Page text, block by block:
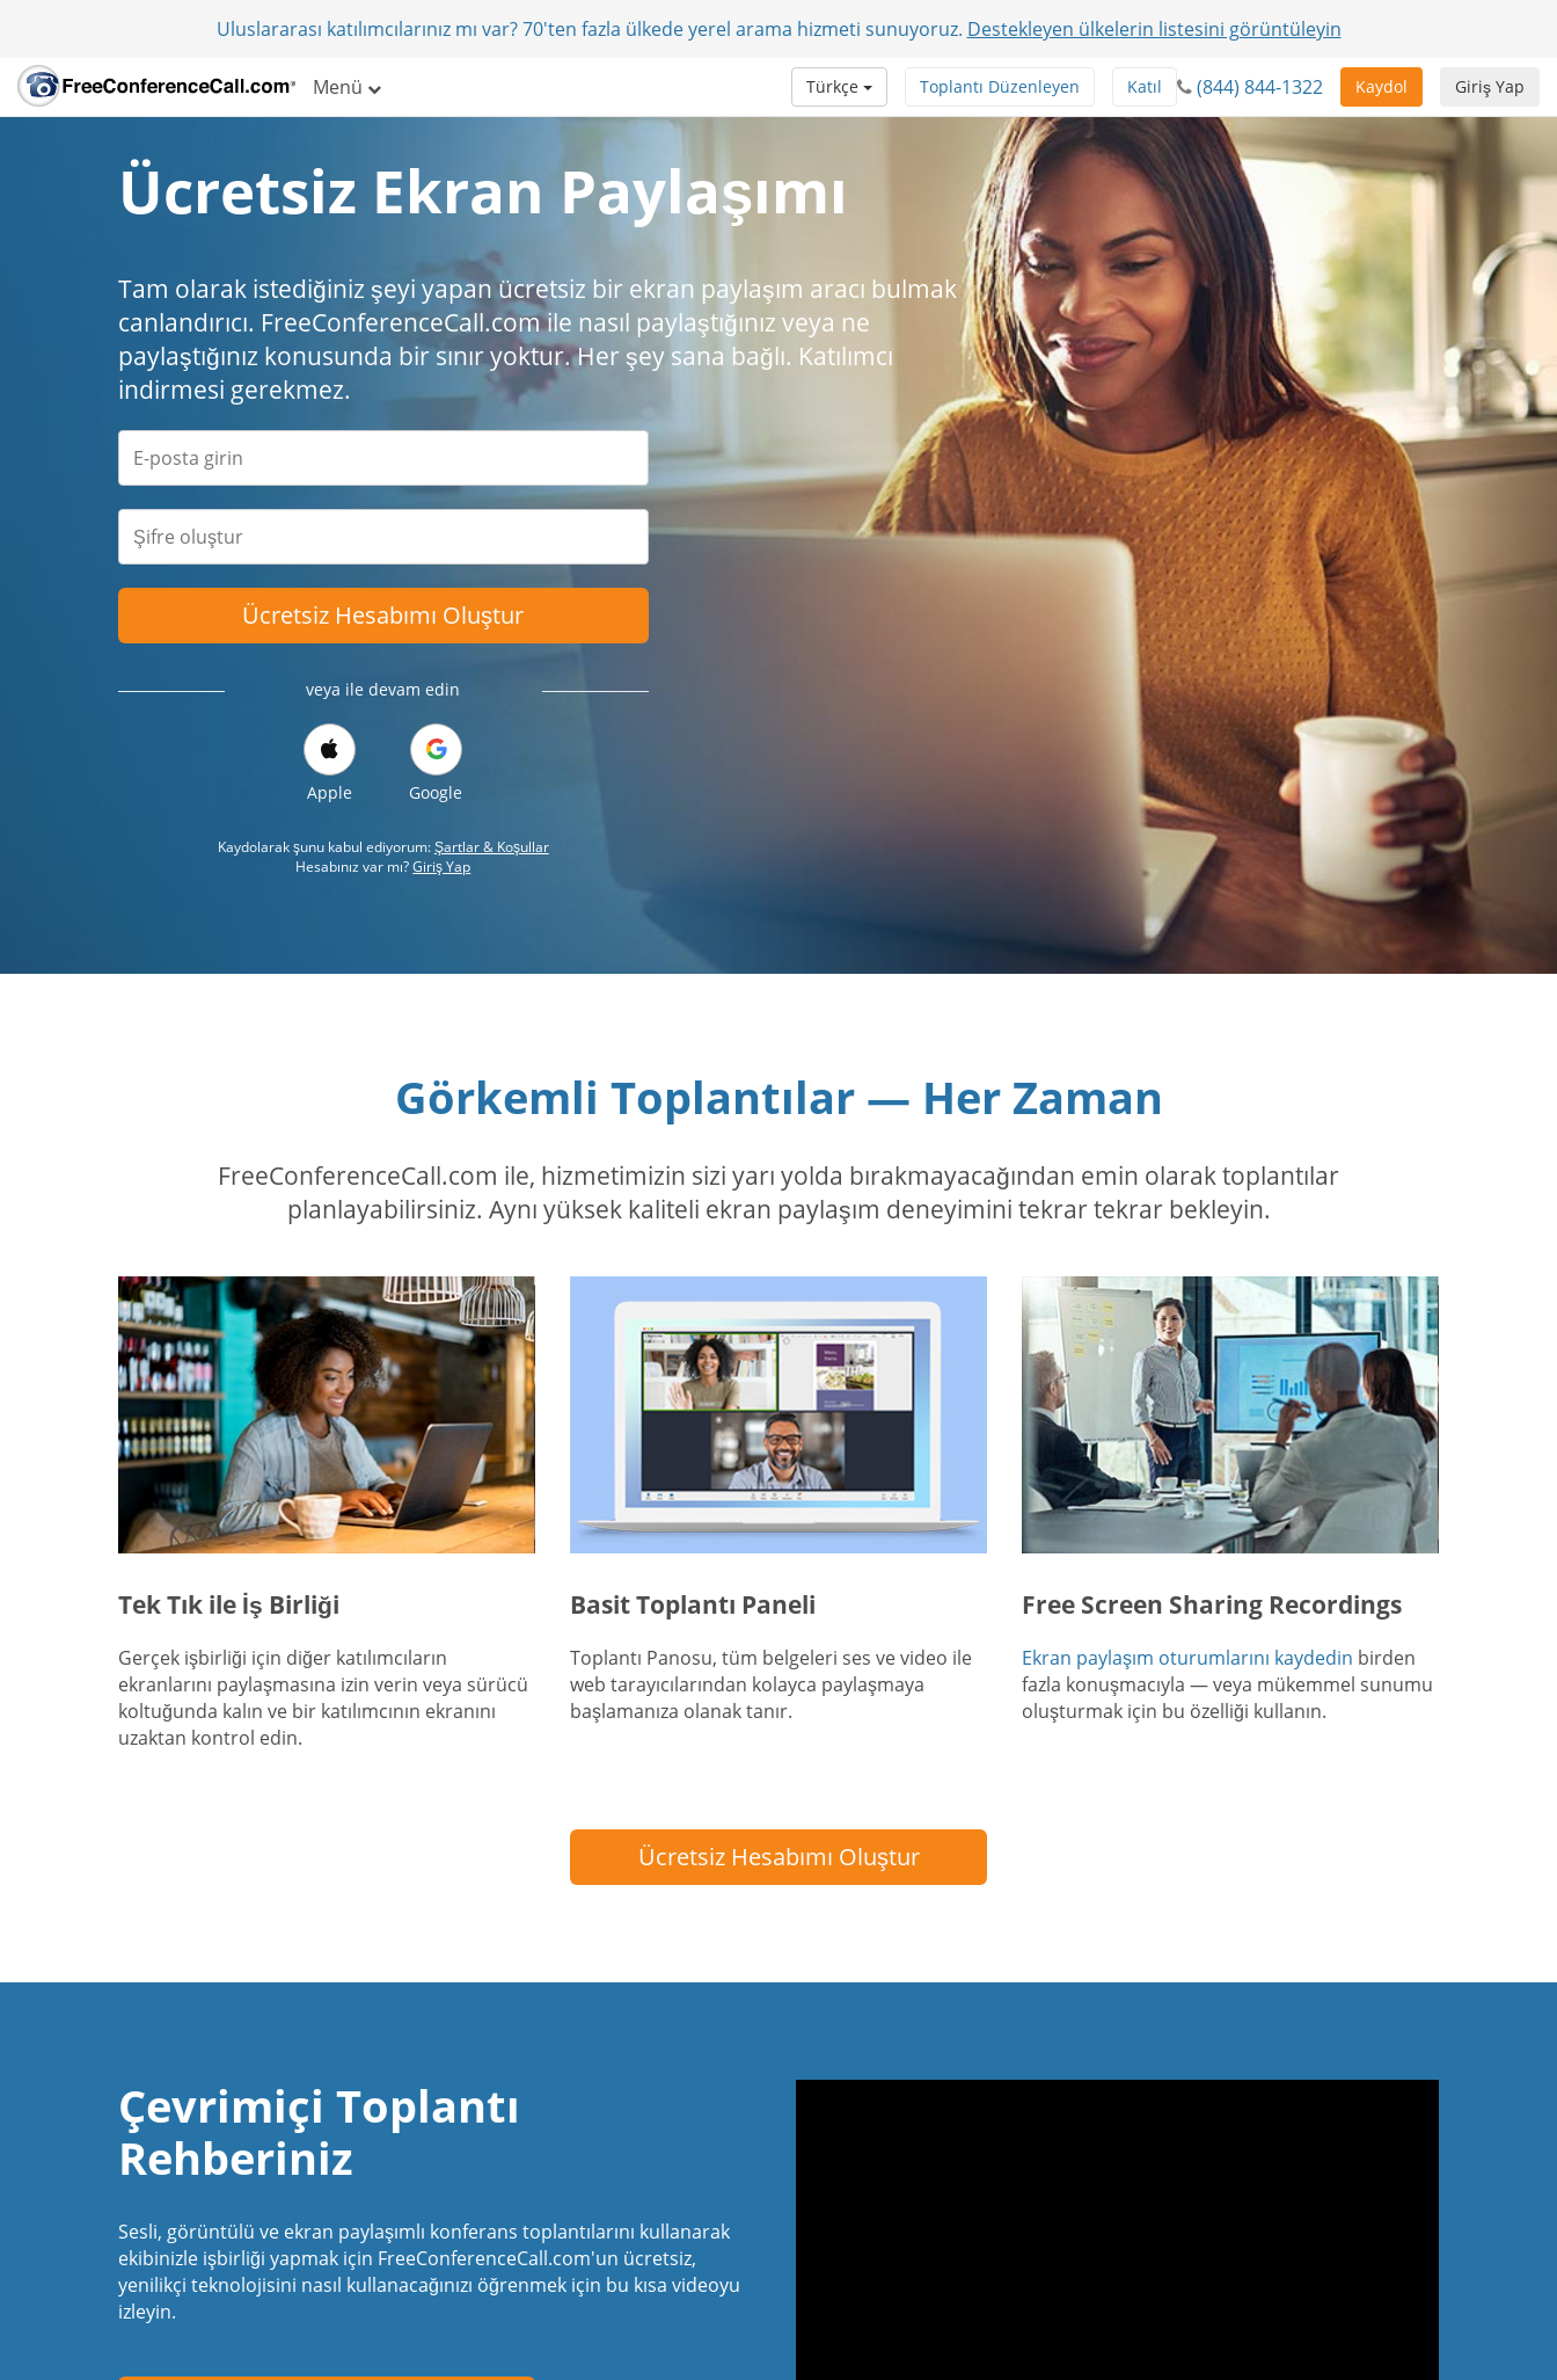
Uluslararası katılımcılarınız mı var? 70'ten fazla ülkede yerel arama hizmeti sunuyoruz. Destekleyen ülkelerin listesini görüntüleyin
Menü Giriş Yap
Kaydol
(844) 844-1322
Katıl
Toplantı Düzenleyen
Türkçe
Ücretsiz Ekran Paylaşımı
Tam olarak istediğiniz şeyi yapan ücretsiz bir ekran paylaşım aracı bulmak
canlandırıcı. FreeConferenceCall.com ile nasıl paylaştığınız veya ne
paylaştığınız konusunda bir sınır yoktur. Her şey sana bağlı. Katılımcı
indirmesi gerekmez.
Ücretsiz Hesabımı Oluştur
veya ile devam edin
Apple Google
Kaydolarak şunu kabul ediyorum:Şartlar & Koşullar
Hesabınız var mı?Giriş Yap
Görkemli Toplantılar — Her Zaman
FreeConferenceCall.com ile, hizmetimizin sizi yarı yolda bırakmayacağından emin olarak toplantılar
planlayabilirsiniz. Aynı yüksek kaliteli ekran paylaşım deneyimini tekrar tekrar bekleyin.
Tek Tık ile İş Birliği
Gerçek işbirliği için diğer katılımcıların
ekranlarını paylaşmasına izin verin veya sürücü
koltuğunda kalın ve bir katılımcının ekranını
uzaktan kontrol edin.
Basit Toplantı Paneli
Toplantı Panosu, tüm belgeleri ses ve video ile
web tarayıcılarından kolayca paylaşmaya
başlamanıza olanak tanır.
Free Screen Sharing Recordings
Ekran paylaşım oturumlarını kaydedin birden
fazla konuşmacıyla — veya mükemmel sunumu
oluşturmak için bu özelliği kullanın.
Ücretsiz Hesabımı Oluştur
Çevrimiçi Toplantı
Rehberiniz
Sesli, görüntülü ve ekran paylaşımlı konferans toplantılarını kullanarak
ekibinizle işbirliği yapmak için FreeConferenceCall.com'un ücretsiz,
yenilikçi teknolojisini nasıl kullanacağınızı öğrenmek için bu kısa videoyu
izleyin.